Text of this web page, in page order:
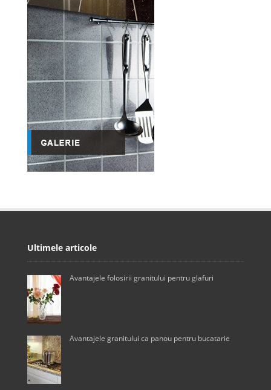
Ultimele articole
Avantajele folosirii granitului pentru glafuri
Avantajele granitului ca panou pentru bucatarie